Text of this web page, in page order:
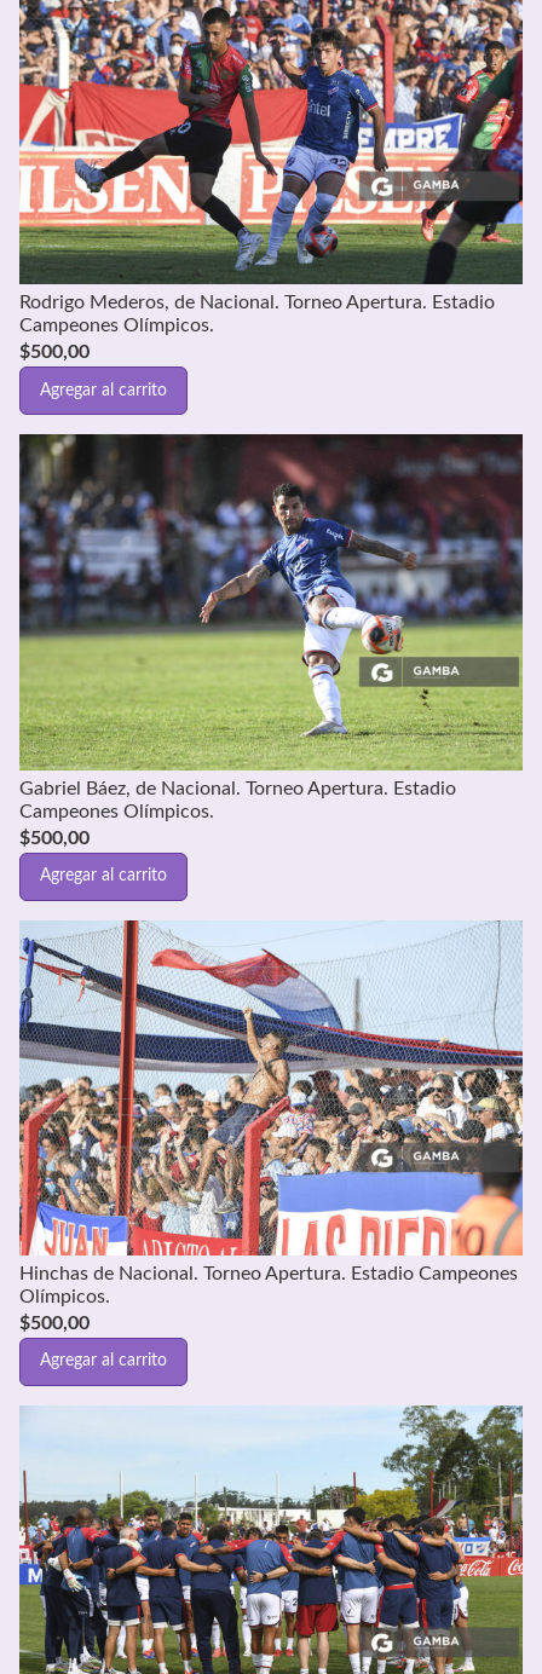
Rodrigo Mederos, de Nacional. Torneo Apertura. Estadio
Campeones Olímpicos.
$500,00
Agregar al carrito
Gabriel Báez, de Nacional. Torneo Apertura. Estadio
Campeones Olímpicos.
$500,00
Agregar al carrito
Hinchas de Nacional. Torneo Apertura. Estadio Campeones
Olímpicos.
$500,00
Agregar al carrito